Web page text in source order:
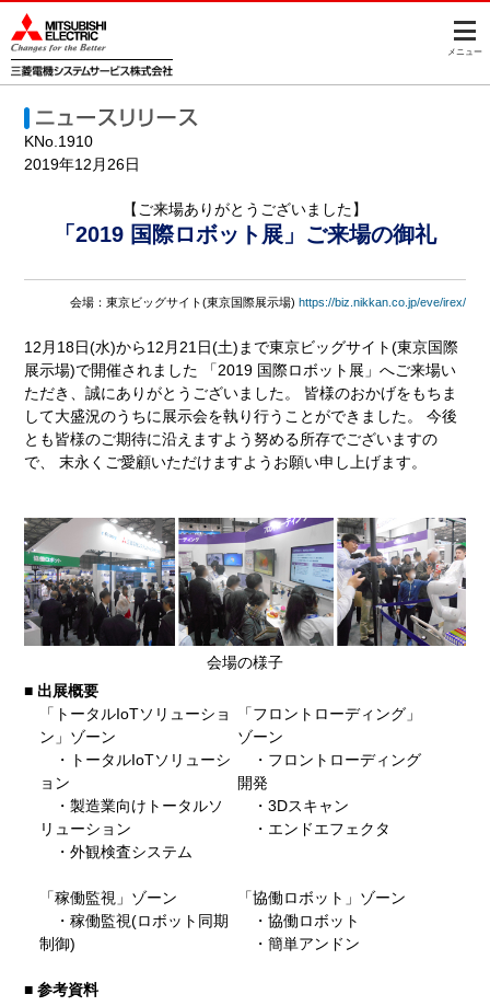
メニュー
KNo.1910
2019年12月26日
【ご来場ありがとうございました】
「2019 国際ロボット展」ご来場の御礼
会場：東京ビッグサイト(東京国際展示場) https://biz.nikkan.co.jp/eve/irex/
12月18日(水)から12月21日(土)まで東京ビッグサイト(東京国際
展示場)で開催されました 「2019 国際ロボット展」へご来場い
ただき、誠にありがとうございました。 皆様のおかげをもちま
して大盛況のうちに展示会を執り行うことができました。 今後
とも皆様のご期待に沿えますよう努める所存でございますの
で、 末永くご愛顧いただけますようお願い申し上げます。
会場の様子
■ 出展概要
「トータルIoTソリューショ
ン」ゾーン
「フロントローディング」
ゾーン
・トータルIoTソリューシ
ョン
・製造業向けトータルソ
リューション
・外観検査システム
・フロントローディング
開発
・3Dスキャン
・エンドエフェクタ
「稼働監視」ゾーン
「協働ロボット」ゾーン
・稼働監視(ロボット同期
制御)
・協働ロボット
・簡単アンドン
■ 参考資料